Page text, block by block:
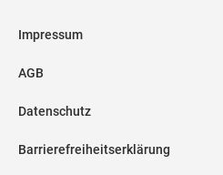
Impressum
AGB
Datenschutz
Barrierefreiheitserklärung